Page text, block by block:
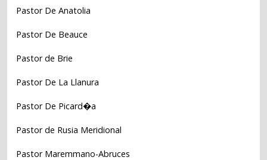
Pastor De Anatolia
Pastor De Beauce
Pastor de Brie
Pastor De La Llanura
Pastor De Picard�a
Pastor de Rusia Meridional
Pastor Maremmano-Abruces